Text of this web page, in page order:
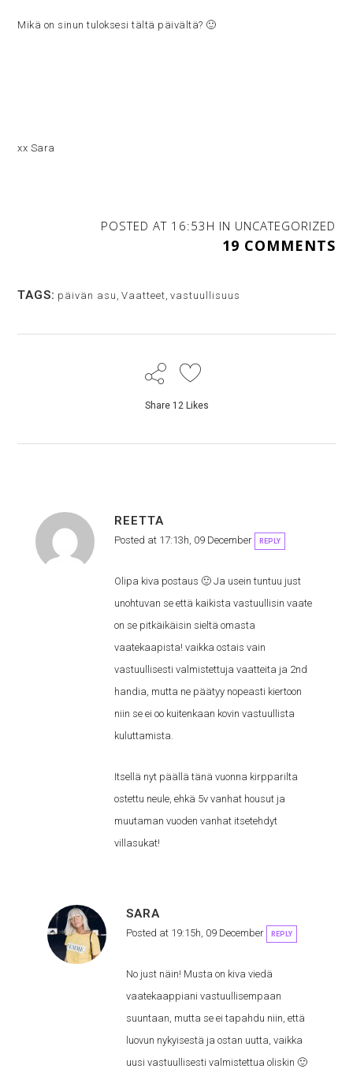
Mikä on sinun tuloksesi tältä päivältä? 🙂
xx Sara
POSTED AT 16:53H IN UNCATEGORIZED
19 COMMENTS
TAGS: päivän asu ,Vaatteet ,vastuullisuus
Share 12Likes
REETTA
Posted at 17:13h, 09 December REPLY
Olipa kiva postaus 🙂 Ja usein tuntuu just
unohtuvan se että kaikista vastuullisin vaate
on se pitkäikäisin sieltä omasta
vaatekaapista! vaikka ostais vain
vastuullisesti valmistettuja vaatteita ja 2nd
handia, mutta ne päätyy nopeasti kiertoon
niin se ei oo kuitenkaan kovin vastuullista
kuluttamista.
Itsellä nyt päällä tänä vuonna kirpparilta
ostettu neule, ehkä 5v vanhat housut ja
muutaman vuoden vanhat itsetehdyt
villasukat!
SARA
Posted at 19:15h, 09 December REPLY
No just näin! Musta on kiva viedä
vaatekaappiani vastuullisempaan
suuntaan, mutta se ei tapahdu niin, että
luovun nykyisestä ja ostan uutta, vaikka
uusi vastuullisesti valmistettua oliskin 🙂